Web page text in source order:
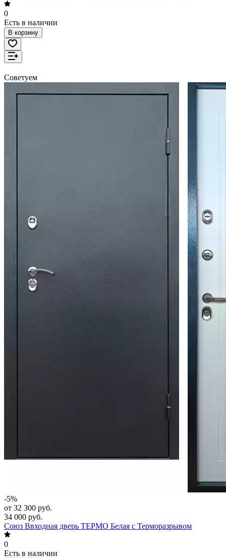
0
Есть в наличии
В корзину
Советуем
-5%
от 32 300 руб.
34 000 руб.
Союз Ввходная дверь ТЕРМО Белая с Терморазрывом
0
Есть в наличии